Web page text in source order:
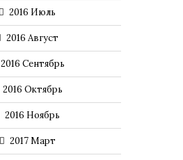
2016 Июль
2016 Август
2016 Сентябрь
2016 Октябрь
2016 Ноябрь
2017 Март